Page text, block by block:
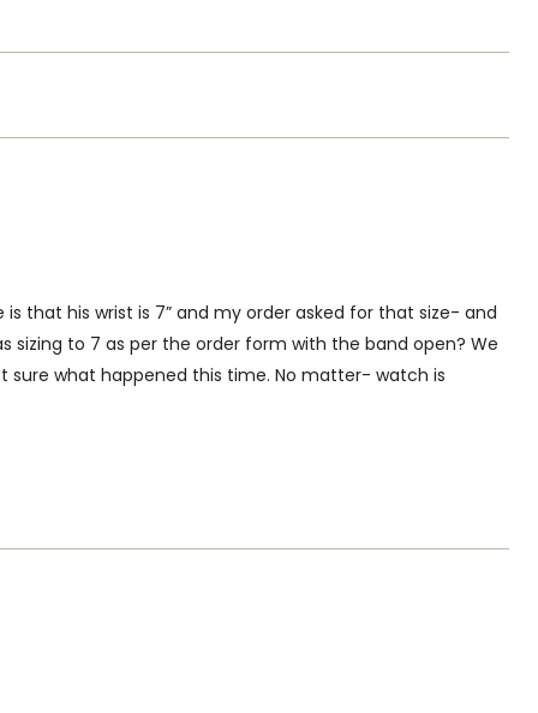
that his wrist is 7” and my order asked for that size- and
sizing to 7 as per the order form with the band open? We
sure what happened this time. No matter- watch is